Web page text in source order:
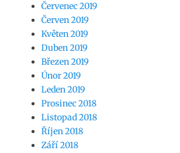
Červenec 2019
Červen 2019
Květen 2019
Duben 2019
Březen 2019
Únor 2019
Leden 2019
Prosinec 2018
Listopad 2018
Říjen 2018
Září 2018